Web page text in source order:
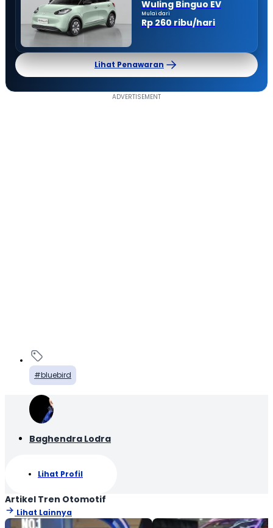
Wuling Binguo EV
Mulai dari
Rp 260 ribu/hari
Lihat Penawaran
bluebird
Baghendra Lodra
Lihat Profil
Artikel Tren Otomotif
Lihat Lainnya